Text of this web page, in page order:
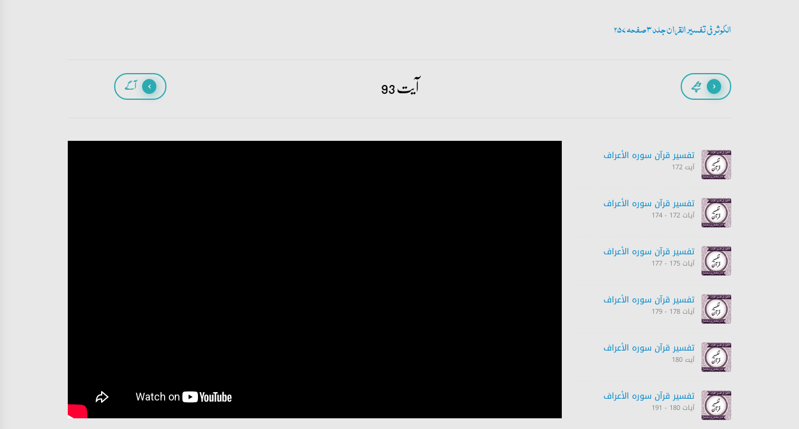
الکوثر فی تفسیر القران جلد 3 صفحہ 257
پیچھے آیت 93 آگے
تفسیر قرآن سورہ ‎الأعراف‎
آیت 172
تفسیر قرآن سورہ ‎الأعراف‎
آیات 172 - 174
تفسیر قرآن سورہ ‎الأعراف‎
آیات 175 - 177
تفسیر قرآن سورہ ‎الأعراف‎
آیات 178 - 179
تفسیر قرآن سورہ ‎الأعراف‎
آیت 180
تفسیر قرآن سورہ ‎الأعراف‎
آیات 180 - 191